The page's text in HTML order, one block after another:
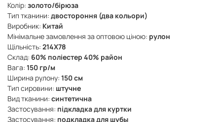
Колір: золото/бірюза
Тип тканини: двостороння (два кольори)
Виробник: Китай
Мінімальне замовлення за оптовою ціною: рулон
Щільність: 214X78
Склад: 60% поліестер 40% район
Вага: 150 гр/м
Ширина рулону: 150 см
Тип сировини: штучне
Вид тканини: синтетична
Застосування: підкладка для куртки
Застосування: подкладка для шубы